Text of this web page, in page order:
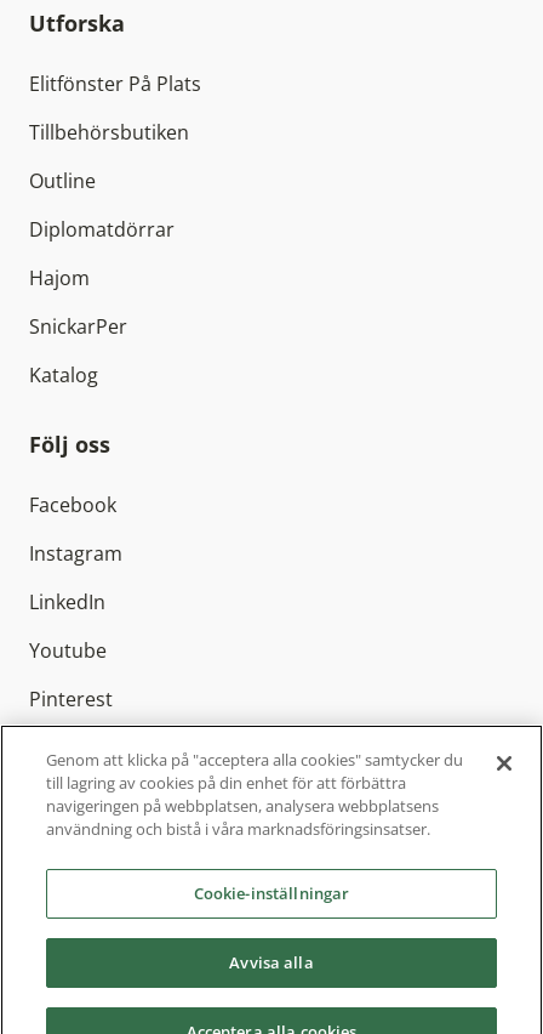
Utforska
Elitfönster På Plats
Tillbehörsbutiken
Outline
Diplomatdörrar
Hajom
SnickarPer
Katalog
Följ oss
Facebook
Instagram
LinkedIn
Youtube
Pinterest
Elitfönster AB är Sveriges ledande
fönstertillverkare med cirka 800 anställda och
finns representerat över hela Sverige. Sedan
Genom att klicka på "acceptera alla cookies" samtycker du
till lagring av cookies på din enhet för att förbättra
navigeringen på webbplatsen, analysera webbplatsens
användning och bistå i våra marknadsföringsinsatser.
Cookie-inställningar
Avvisa alla